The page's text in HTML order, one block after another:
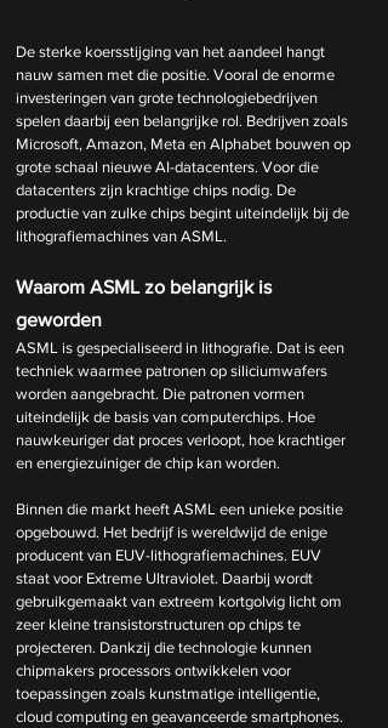
De sterke koersstijging van het aandeel hangt
nauw samen met die positie. Vooral de enorme
investeringen van grote technologiebedrijven
spelen daarbij een belangrijke rol. Bedrijven zoals
Microsoft, Amazon, Meta en Alphabet bouwen op
grote schaal nieuwe AI-datacenters. Voor die
datacenters zijn krachtige chips nodig. De
productie van zulke chips begint uiteindelijk bij de
lithografiemachines van ASML.
Waarom ASML zo belangrijk is
geworden
ASML is gespecialiseerd in lithografie. Dat is een
techniek waarmee patronen op siliciumwafers
worden aangebracht. Die patronen vormen
uiteindelijk de basis van computerchips. Hoe
nauwkeuriger dat proces verloopt, hoe krachtiger
en energiezuiniger de chip kan worden.
Binnen die markt heeft ASML een unieke positie
opgebouwd. Het bedrijf is wereldwijd de enige
producent van EUV-lithografiemachines. EUV
staat voor Extreme Ultraviolet. Daarbij wordt
gebruikgemaakt van extreem kortgolvig licht om
zeer kleine transistorstructuren op chips te
projecteren. Dankzij die technologie kunnen
chipmakers processors ontwikkelen voor
toepassingen zoals kunstmatige intelligentie,
cloud computing en geavanceerde smartphones.